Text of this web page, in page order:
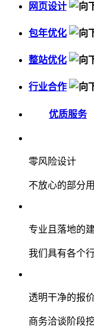
网页设计
包年优化
整站优化
行业合作
优质服务
零风险设计
不放心的部分
专业且落地的
我们具有各个
透明干净的报
商务洽谈阶段